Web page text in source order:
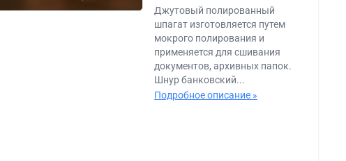
Джутовый полированный
шпагат изготовляется путем
мокрого полирования и
применяется для сшивания
документов, архивных папок.
Шнур банковский...
Подробное описание »